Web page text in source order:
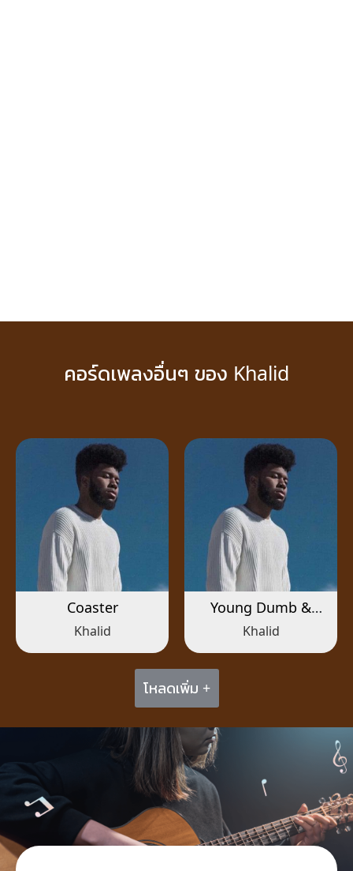
คอร์ดเพลงอื่นๆ ของ Khalid
Coaster
Khalid
Young Dumb &
Broke
Khalid
โหลดเพิ่ม +